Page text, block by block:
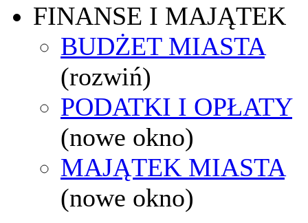
FINANSE I MAJĄTEK
BUDŻET MIASTA
(rozwiń)
PODATKI I OPŁATY
(nowe okno)
MAJĄTEK MIASTA
(nowe okno)